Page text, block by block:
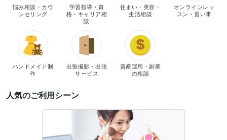
悩み相談・カウ
ンセリング
学習指導・資
格・キャリア相
談
住まい・美容・
生活相談
オンラインレッ
スン・習い事
ハンドメイド制
作
出張撮影・出張
サービス
資産運用・副業
の相談
人気のご利用シーン